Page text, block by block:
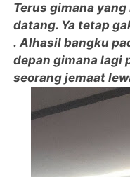
Terus gimana
datang. Ya tetap
.Alhasil bangku
depan gimana lagi
seorang jemaat